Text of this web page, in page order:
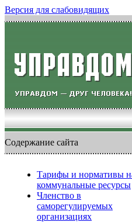
Версия для слабовидящих
Содержание сайта
Тарифы и нормативы
коммунальные ресурсы
Членство в
саморегулируемых
организациях